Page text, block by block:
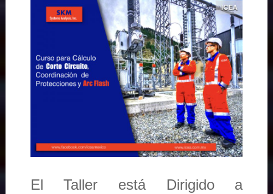
El Taller está Dirigido a